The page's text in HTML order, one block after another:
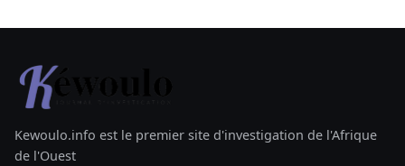
Kewoulo.info est le premier site d'investigation de l'Afrique
de l'Ouest